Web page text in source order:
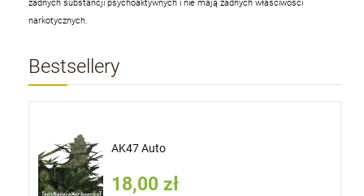
żadnych substancji psychoaktywnych i nie mają żadnych właściwości
narkotycznych.
Bestsellery
AK47 Auto
18,00 zł